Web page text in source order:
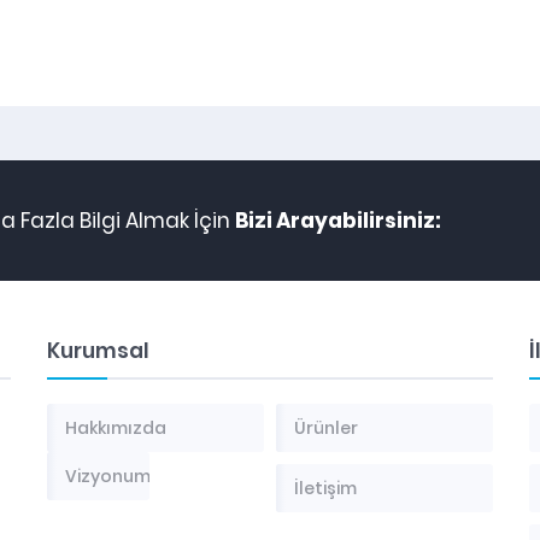
Fazla Bilgi Almak İçin Bizi Arayabilirsiniz:
Kurumsal
Hakkımızda
Vizyonumuz
Ürünler
İletişim